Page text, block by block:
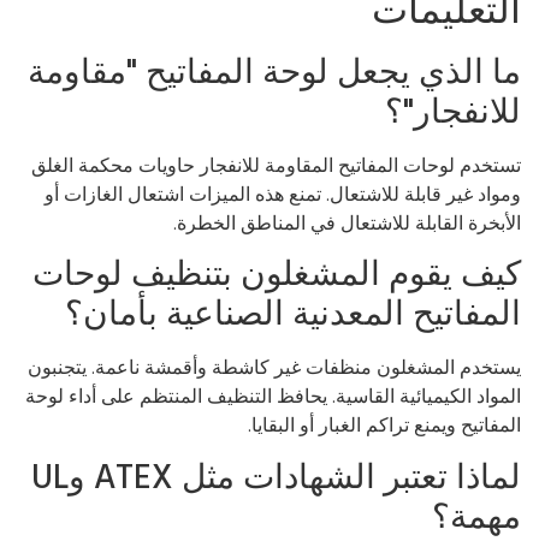
الذي يجعل لوحة المفاتيح "مقاومة
لوحات المفاتيح المقاومة للانفجار حاويات محكمة الغلق
غير قابلة للاشتعال. تمنع هذه الميزات اشتعال الغازات أو
القابلة للاشتعال في المناطق الخطرة.
يقوم المشغلون بتنظيف لوحات
المعدنية الصناعية بأمان؟
المشغلون منظفات غير كاشطة وأقمشة ناعمة. يتجنبون
الكيميائية القاسية. يحافظ التنظيف المنتظم على أداء لوحة
ويمنع تراكم الغبار أو البقايا.
لماذا تعتبر الشهادات مثل ATEX وUL